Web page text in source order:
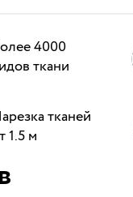
4000
ткани
тканей
1.5 м